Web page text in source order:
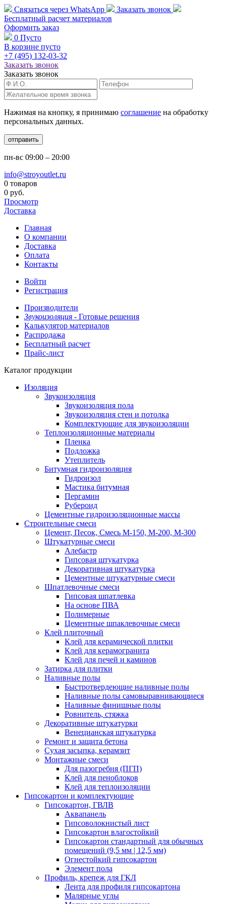
Связаться через WhatsApp
Заказать звонок
Бесплатный расчет материалов
Оформить заказ
0 Пусто
В корзине пусто
+7 (495) 132-03-32
Заказать звонок
Заказать звонок
Нажимая на кнопку, я принимаю соглашение на обработку
персональных данных.
отправить
пн-вс 09:00 – 20:00
info@stroyoutlet.ru
0 товаров
0 руб.
Просмотр
Доставка
Главная
О компании
Доставка
Оплата
Контакты
Войти
Регистрация
Производители
Звукоизоляция - Готовые решения
Калькулятор материалов
Распродажа
Бесплатный расчет
Прайс-лист
Каталог продукции
Изоляция
Звукоизоляция
Звукоизоляция пола
Звукоизоляция стен и потолка
Комплектующие для звукоизоляции
Теплоизоляционные материалы
Пленка
Подложка
Утеплитель
Битумная гидроизоляция
Гидроизол
Мастика битумная
Пергамин
Рубероид
Цементные гидроизоляционные массы
Строительные смеси
Цемент, Песок, Смесь М-150, М-200, М-300
Штукатурные смеси
Алебастр
Гипсовая штукатурка
Декоративная штукатурка
Цементные штукатурные смеси
Шпатлевочные смеси
Гипсовая шпатлевка
На основе ПВА
Полимерные
Цементные шпаклевочные смеси
Клей плиточный
Клей для керамической плитки
Клей для керамогранита
Клей для печей и каминов
Затирка для плитки
Наливные полы
Быстротвердеющие наливные полы
Наливные полы самовыравнивающиеся
Наливные финишные полы
Ровнитель, стяжка
Декоративные штукатурки
Венецианская штукатурка
Ремонт и защита бетона
Сухая засыпка, керамзит
Монтажные смеси
Для пазогребня (ПГП)
Клей для пеноблоков
Клей для теплоизоляции
Гипсокартон и комплектующие
Гипсокартон, ГВЛВ
Аквапанель
Гипсоволокнистый лист
Гипсокартон влагостойкий
Гипсокартон стандартный для обычных
помещений (9,5 мм | 12,5 мм)
Огнестойкий гипсокартон
Элемент пола
Профиль, крепеж для ГКЛ
Лента для профиля гипсокартона
Малярные углы